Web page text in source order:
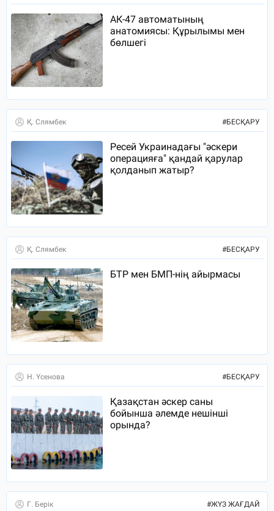
АК-47 автоматының
анатомиясы: Құрылымы мен
бөлшегі
Қ. Слямбек #БЕСҚАРУ
Ресей Украинадағы "әскери
операцияға" қандай қарулар
қолданып жатыр?
Қ. Слямбек #БЕСҚАРУ
БТР мен БМП-нің айырмасы
Н. Үсенова #БЕСҚАРУ
Қазақстан әскер саны
бойынша әлемде нешінші
орында?
Г. Берік #ЖҮЗ ЖАҒДАЙ